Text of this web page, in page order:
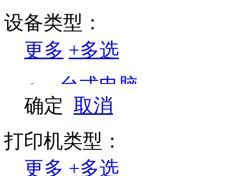
兄弟
虹光
良田
松下
设备类型：
更多 +多选
台式电脑
喷墨打印机
复合机/复印机
投影机
确定 取消
打印机类型：
更多 +多选